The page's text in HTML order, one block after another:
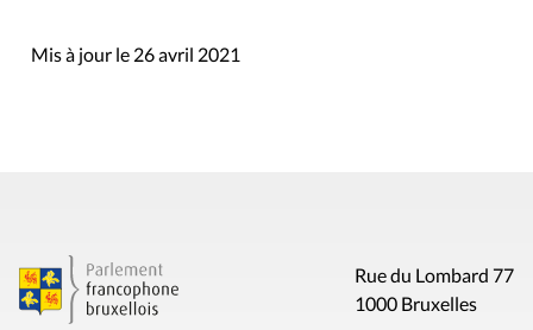
Mis à jour le 26 avril 2021
Rue du Lombard 77
1000 Bruxelles